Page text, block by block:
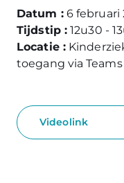
Datum :6 februari
Tijdstip : 12u30 -
Locatie :
toegang via Teams
Videolink